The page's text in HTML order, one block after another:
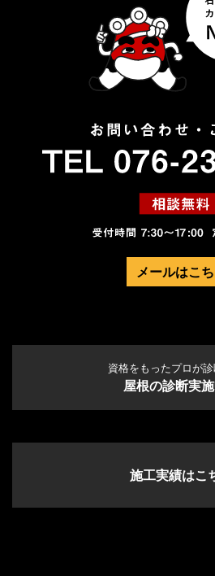
メールはこ
資格をもったプロが
屋根の診断実施
施工実績はこ